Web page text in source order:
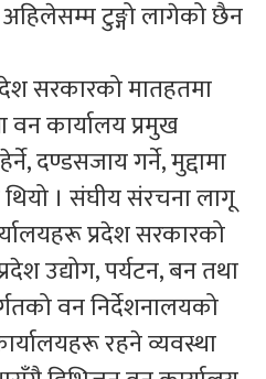
अहिलेसम्म टुङ्गो लागेको छैन
सरकारको मातहतमा
कार्यालय प्रमुख
दण्डसजाय गर्ने, मुद्दामा
थियो । संघीय संरचना लागू
प्रदेश सरकारको
उद्योग, पर्यटन, बन तथा
वन निर्देशनालयको
रहने व्यवस्था